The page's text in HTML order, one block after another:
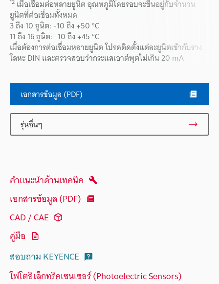
เมื่อเชื่อมต่อหลายยูนิต อุณหภูมิโดยรอบจะขึ้นอยู่กับจำนวน
ยูนิตที่ต่อเชื่อมทั้งหมด
3 ถึง 10 ยูนิต: -10 ถึง +50 °C
11 ถึง 16 ยูนิต: -10 ถึง +45 °C
เมื่อต้องการต่อเชื่อมหลายยูนิต โปรดติดตั้งแต่ละยูนิตเข้ากับราง
โลหะ DIN และตรวจสอบว่ากระแสเอาต์พุตไม่เกิน 20 mA
เอกสารข้อมูล (PDF)
รุ่นอื่นๆ
คำแนะนำด้านเทคนิค
เอกสารข้อมูล (PDF)
CAD / CAE
คู่มือ
สอบถาม KEYENCE
โฟโตอิเล็กทริคเซนเซอร์ (Photoelectric Sensors)